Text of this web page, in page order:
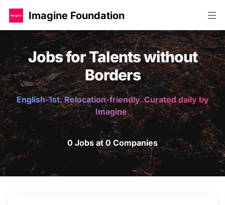
Imagine Foundation
Jobs for Talents without
Borders
English-1st. Relocation-friendly. Curated daily by
Imagine.
0 Jobs at 0 Companies